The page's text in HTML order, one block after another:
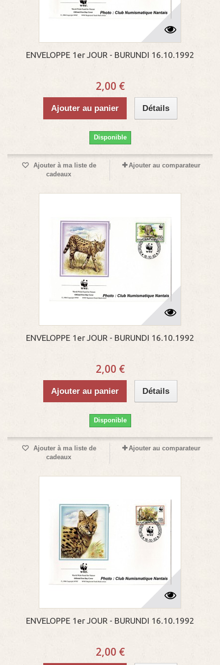
ENVELOPPE 1er JOUR - BURUNDI 16.10.1992
2,00 €
Ajouter au panier Détails
Disponible
Ajouter à ma liste de
cadeaux
Ajouter au comparateur
ENVELOPPE 1er JOUR - BURUNDI 16.10.1992
2,00 €
Ajouter au panier Détails
Disponible
Ajouter à ma liste de
cadeaux
Ajouter au comparateur
ENVELOPPE 1er JOUR - BURUNDI 16.10.1992
2,00 €